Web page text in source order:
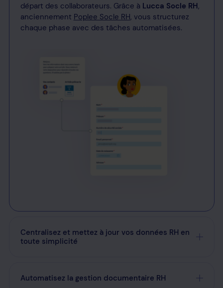
départ des collaborateurs. Grâce à Lucca Socle RH,
anciennement Poplee Socle RH, vous structurez
chaque phase avec des tâches automatisées.
Centralisez et mettez à jour vos données RH en
toute simplicité
Automatisez la gestion documentaire RH